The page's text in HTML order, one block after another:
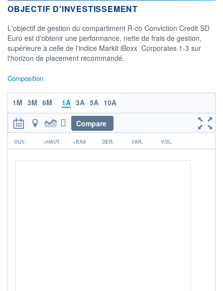
120 000
121 000
122 000
CATÉGORIE MORNINGSTAR
Obligations EUR Emprunts
Privés Court Terme
FONDS PARTENAIRES
TARIFS PRIVILÉGIÉS 0%
ÉLIGIBILITÉ
PEA PEA-PME BOURSOVIE LUX
BOURSOVIE
OBJECTIF D'INVESTISSEMENT
L'objectif de gestion du compartiment R-co Conviction Credit SD
Euro est d'obtenir une performance, nette de frais de gestion,
supérieure à celle de l'indice Markit iBoxx  Corporates 1-3 sur
l'horizon de placement recommandé.
Composition
1M 3M 6M 1A 3A 5A 10A
Compare
r
OUV. +HAUT +BAS DER. VAR. VOL.